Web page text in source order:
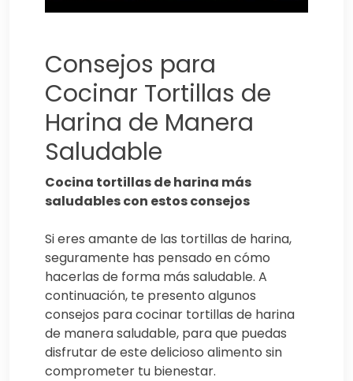
Consejos para
Cocinar Tortillas de
Harina de Manera
Saludable
Cocina tortillas de harina más
saludables con estos consejos
Si eres amante de las tortillas de harina,
seguramente has pensado en cómo
hacerlas de forma más saludable. A
continuación, te presento algunos
consejos para cocinar tortillas de harina
de manera saludable, para que puedas
disfrutar de este delicioso alimento sin
comprometer tu bienestar.